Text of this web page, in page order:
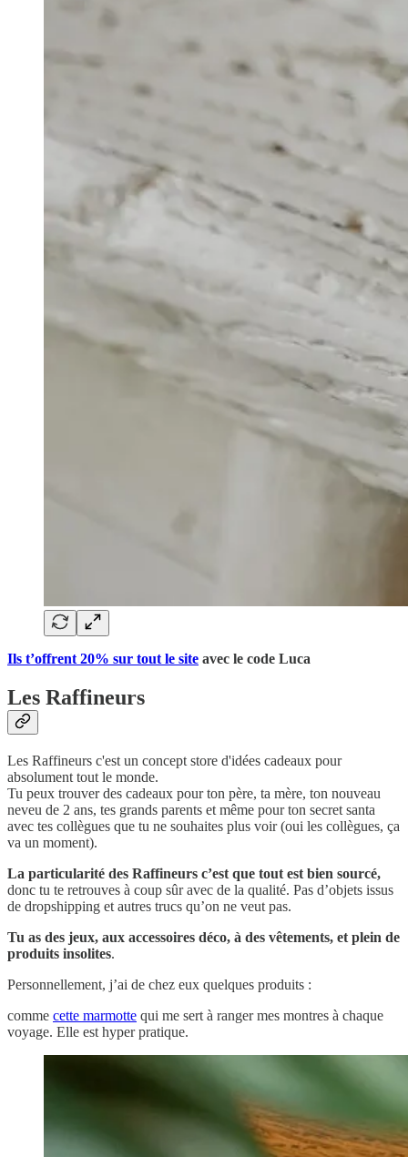
Ils t’offrent 20% sur tout le site avec le code Luca
Les Raffineurs
Les Raffineurs c'est un concept store d'idées cadeaux pour
absolument tout le monde.
Tu peux trouver des cadeaux pour ton père, ta mère, ton nouveau
neveu de 2 ans, tes grands parents et même pour ton secret santa
avec tes collègues que tu ne souhaites plus voir (oui les collègues, ça
va un moment).
La particularité des Raffineurs c’est que tout est bien sourcé,
donc tu te retrouves à coup sûr avec de la qualité. Pas d’objets issus
de dropshipping et autres trucs qu’on ne veut pas.
Tu as des jeux, aux accessoires déco, à des vêtements, et plein de
produits insolites.
Personnellement, j’ai de chez eux quelques produits :
comme cette marmotte qui me sert à ranger mes montres à chaque
voyage. Elle est hyper pratique.